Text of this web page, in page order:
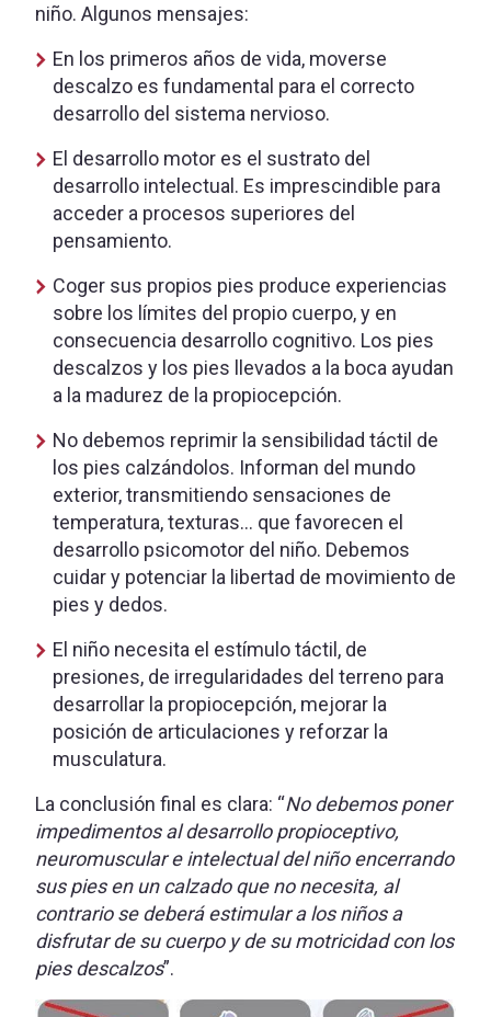
niño. Algunos mensajes:
En los primeros años de vida, moverse
descalzo es fundamental para el correcto
desarrollo del sistema nervioso.
El desarrollo motor es el sustrato del
desarrollo intelectual. Es imprescindible para
acceder a procesos superiores del
pensamiento.
Coger sus propios pies produce experiencias
sobre los límites del propio cuerpo, y en
consecuencia desarrollo cognitivo. Los pies
descalzos y los pies llevados a la boca ayudan
a la madurez de la propiocepción.
No debemos reprimir la sensibilidad táctil de
los pies calzándolos. Informan del mundo
exterior, transmitiendo sensaciones de
temperatura, texturas… que favorecen el
desarrollo psicomotor del niño. Debemos
cuidar y potenciar la libertad de movimiento de
pies y dedos.
El niño necesita el estímulo táctil, de
presiones, de irregularidades del terreno para
desarrollar la propiocepción, mejorar la
posición de articulaciones y reforzar la
musculatura.
La conclusión final es clara: “No debemos poner
impedimentos al desarrollo propioceptivo,
neuromuscular e intelectual del niño encerrando
sus pies en un calzado que no necesita, al
contrario se deberá estimular a los niños a
disfrutar de su cuerpo y de su motricidad con los
pies descalzos”.